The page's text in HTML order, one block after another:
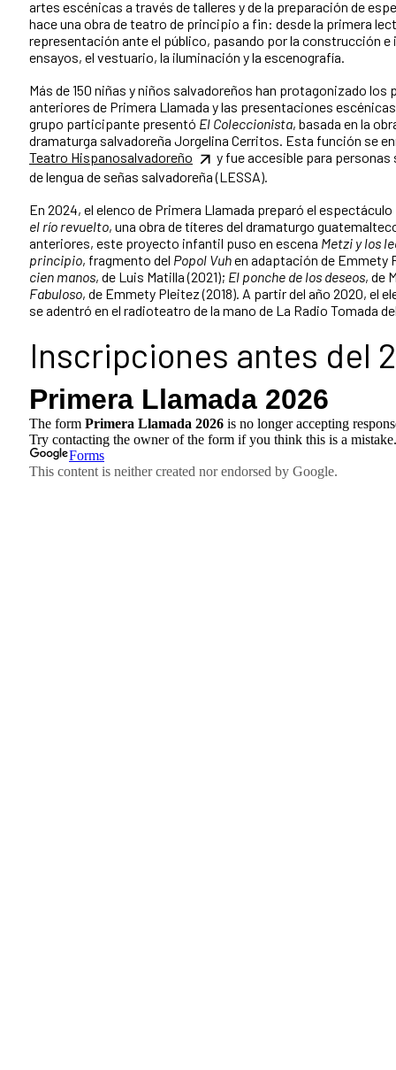
artes escénicas a través de talleres y de la preparación de
hace una obra de teatro de principio a fin: desde la primera
representación ante el público, pasando por la construcción
ensayos, el vestuario, la iluminación y la escenografía.
Más de 150 niñas y niños salvadoreños han protagonizado
anteriores de Primera Llamada y las presentaciones
grupo participante presentó El Coleccionista, basada en la
dramaturga salvadoreña Jorgelina Cerritos. Esta función se
Teatro Hispanosalvadoreño
y fue accesible para
de lengua de señas salvadoreña (LESSA).
En 2024, el elenco de Primera Llamada preparó el espectáculo
el río revuelto, una obra de títeres del dramaturgo
anteriores, este proyecto infantil puso en escena Metzi y los
principio, fragmento del Popol Vuhen adaptación de Emmety
cien manos, de Luis Matilla (2021); El ponche de los deseos, de
Fabuloso, de Emmety Pleitez (2018). A partir del año 2020, el
se adentró en el radioteatro de la mano de La Radio Tomada
Inscripciones antes del